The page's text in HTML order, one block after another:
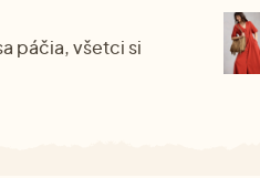
páčia, všetci si